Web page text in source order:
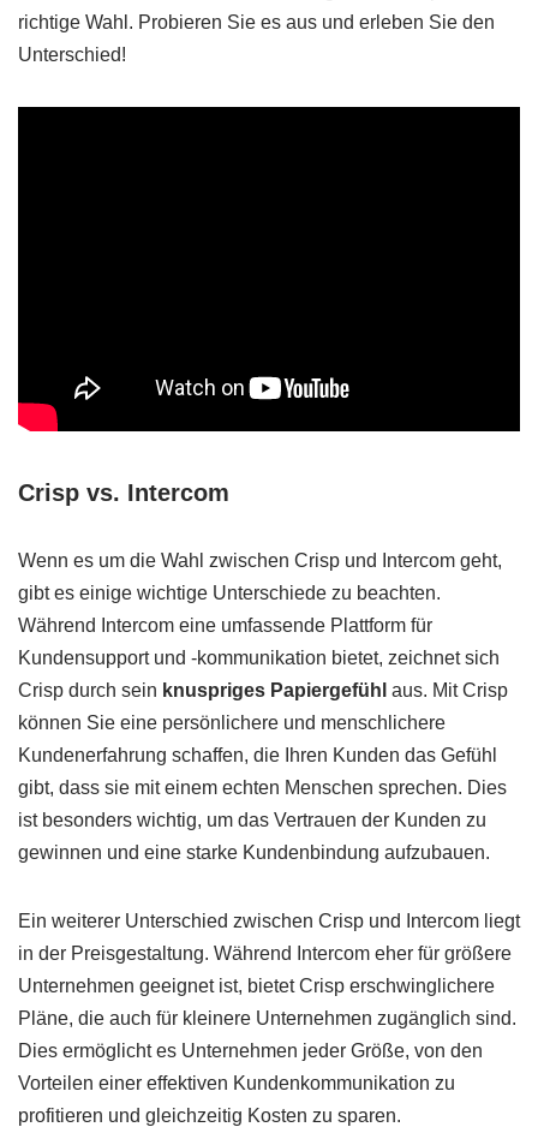
richtige Wahl. Probieren Sie es aus und erleben Sie den
Unterschied!
Crisp vs. Intercom
Wenn es um die Wahl zwischen Crisp und Intercom geht,
gibt es einige wichtige Unterschiede zu beachten.
Während Intercom eine umfassende Plattform für
Kundensupport und -kommunikation bietet, zeichnet sich
Crisp durch sein knuspriges Papiergefühl aus. Mit Crisp
können Sie eine persönlichere und menschlichere
Kundenerfahrung schaffen, die Ihren Kunden das Gefühl
gibt, dass sie mit einem echten Menschen sprechen. Dies
ist besonders wichtig, um das Vertrauen der Kunden zu
gewinnen und eine starke Kundenbindung aufzubauen.
Ein weiterer Unterschied zwischen Crisp und Intercom liegt
in der Preisgestaltung. Während Intercom eher für größere
Unternehmen geeignet ist, bietet Crisp erschwinglichere
Pläne, die auch für kleinere Unternehmen zugänglich sind.
Dies ermöglicht es Unternehmen jeder Größe, von den
Vorteilen einer effektiven Kundenkommunikation zu
profitieren und gleichzeitig Kosten zu sparen.